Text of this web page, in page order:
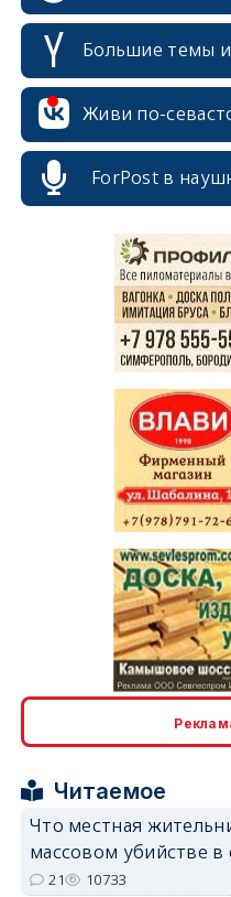
Большие темы
Живи по-
ForPost в
Читаемое
Что местная
массовом убийстве в
21 10733